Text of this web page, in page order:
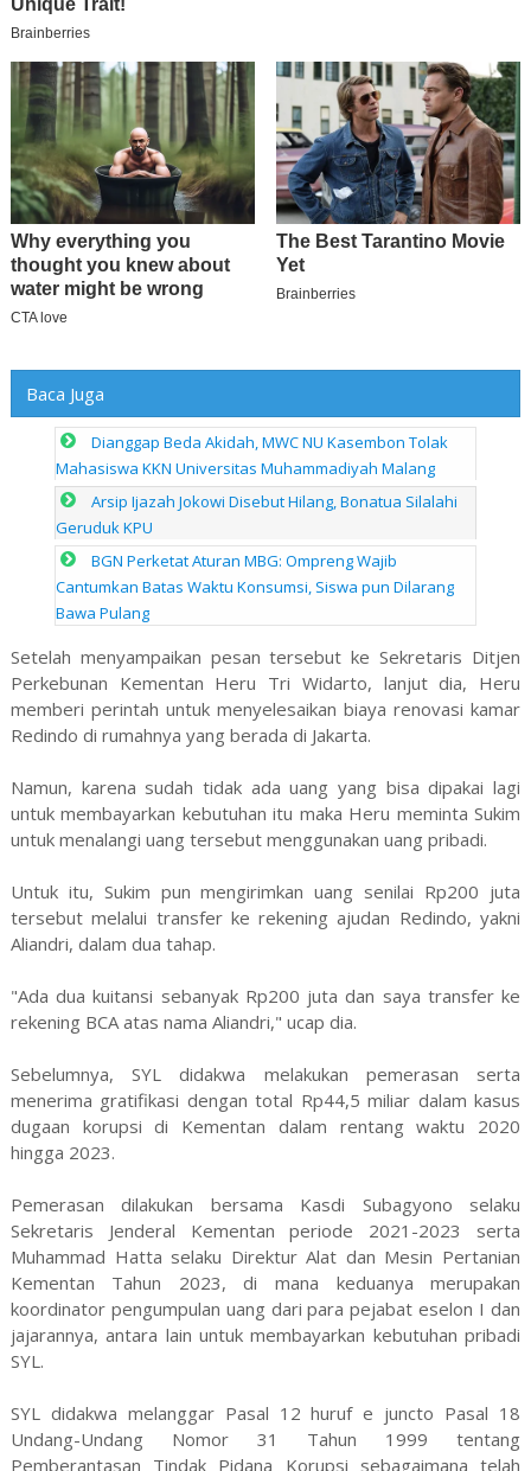
Baca Juga
Dianggap Beda Akidah, MWC NU Kasembon Tolak
Mahasiswa KKN Universitas Muhammadiyah Malang
Arsip Ijazah Jokowi Disebut Hilang, Bonatua Silalahi
Geruduk KPU
BGN Perketat Aturan MBG: Ompreng Wajib
Cantumkan Batas Waktu Konsumsi, Siswa pun Dilarang
Bawa Pulang
Setelah menyampaikan pesan tersebut ke Sekretaris Ditjen
Perkebunan Kementan Heru Tri Widarto, lanjut dia, Heru
memberi perintah untuk menyelesaikan biaya renovasi kamar
Redindo di rumahnya yang berada di Jakarta.
Namun, karena sudah tidak ada uang yang bisa dipakai lagi
untuk membayarkan kebutuhan itu maka Heru meminta Sukim
untuk menalangi uang tersebut menggunakan uang pribadi.
Untuk itu, Sukim pun mengirimkan uang senilai Rp200 juta
tersebut melalui transfer ke rekening ajudan Redindo, yakni
Aliandri, dalam dua tahap.
"Ada dua kuitansi sebanyak Rp200 juta dan saya transfer ke
rekening BCA atas nama Aliandri," ucap dia.
Sebelumnya, SYL didakwa melakukan pemerasan serta
menerima gratifikasi dengan total Rp44,5 miliar dalam kasus
dugaan korupsi di Kementan dalam rentang waktu 2020
hingga 2023.
Pemerasan dilakukan bersama Kasdi Subagyono selaku
Sekretaris Jenderal Kementan periode 2021-2023 serta
Muhammad Hatta selaku Direktur Alat dan Mesin Pertanian
Kementan Tahun 2023, di mana keduanya merupakan
koordinator pengumpulan uang dari para pejabat eselon I dan
jajarannya, antara lain untuk membayarkan kebutuhan pribadi
SYL.
SYL didakwa melanggar Pasal 12 huruf e juncto Pasal 18
Undang-Undang Nomor 31 Tahun 1999 tentang
Pemberantasan Tindak Pidana Korupsi sebagaimana telah